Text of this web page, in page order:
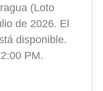
(Loto
de 2026. El
disponible.
PM.